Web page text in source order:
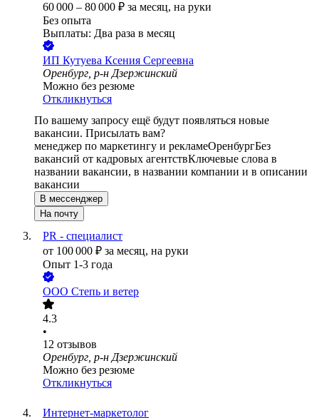
60 000 – 80 000 ₽ за месяц, на руки
Без опыта
Выплаты: Два раза в месяц
ИП Кутуева Ксения Сергеевна
Оренбург, р-н Дзержинский
Можно без резюме
Откликнуться
По вашему запросу ещё будут появляться новые
вакансии. Присылать вам?
менеджер по маркетингу и рекламеОренбургБез
вакансий от кадровых агентствКлючевые слова в
названии вакансии, в названии компании и в описании
вакансии
В мессенджер
На почту
PR - специалист
от 100 000 ₽ за месяц, на руки
Опыт 1-3 года
ООО Степь и ветер
4.3
•
12 отзывов
Оренбург, р-н Дзержинский
Можно без резюме
Откликнуться
Интернет-маркетолог